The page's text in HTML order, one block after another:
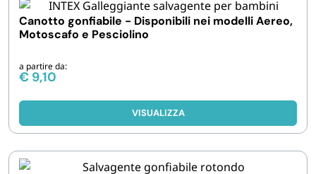
Canotto gonfiabile - Disponibili nei modelli Aereo,
Motoscafo e Pesciolino
a partire da:
€ 9,10
VISUALIZZA